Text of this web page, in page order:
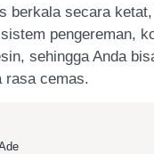
berkala secara
pengereman,
sehingga Anda
rasa cemas.